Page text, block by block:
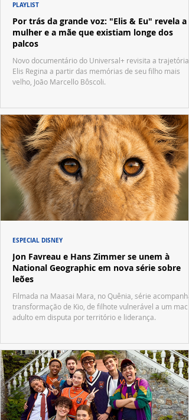
Por trás da grande voz: "Elis & Eu" revela a
mulher e a mãe que existiam longe dos
palcos
Novo documentário do Universal+ revisita a trajetória
Elis Regina a partir das memórias de seu filho mais
velho, João Marcello Bôscoli.
PLAYLIST
Jon Favreau e Hans Zimmer se unem à
National Geographic em nova série sobre
leões
Filmada na Maasai Mara, no Quênia, série acompanha
transformação de Kio, de filhote vulnerável a um
adulto em disputa por território e liderança.
ESPECIAL DISNEY